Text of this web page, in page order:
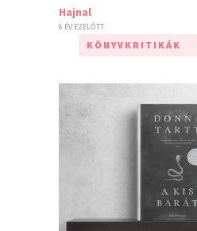
Hajnal
6 ÉV EZELŐTT
KÖNYVKRITIKÁK